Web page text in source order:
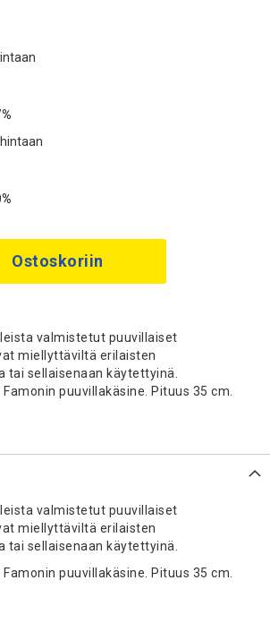
%
%
Ostoskoriin
valmistetut puuvillaiset
miellyttäviltä erilaisten
tai sellaisenaan käytettyinä.
puuvillakäsine. Pituus 35 cm.
valmistetut puuvillaiset
miellyttäviltä erilaisten
tai sellaisenaan käytettyinä.
puuvillakäsine. Pituus 35 cm.